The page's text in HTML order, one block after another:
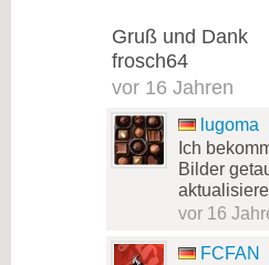
Gruß und Dank
frosch64
vor 16 Jahren
lugoma
Ich
Bilder
vor 16
FCFAN